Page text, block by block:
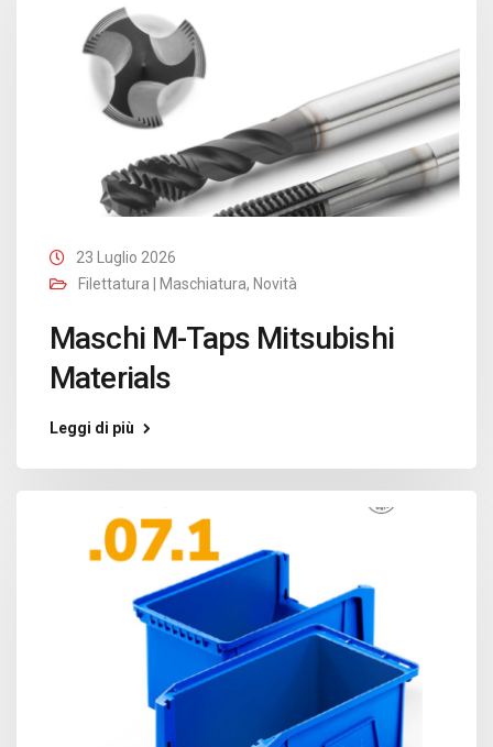
23 Luglio 2026
Filettatura | Maschiatura, Novità
Maschi M-Taps Mitsubishi
Materials
Leggi di più